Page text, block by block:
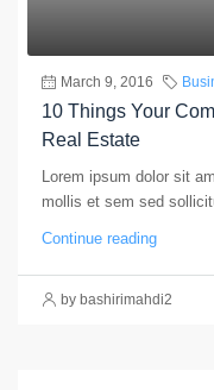
March 9, 2016
10 Things Your
Real Estate
Lorem ipsum dolor sit
mollis et sem sed
Continue reading
by bashirimahdi2